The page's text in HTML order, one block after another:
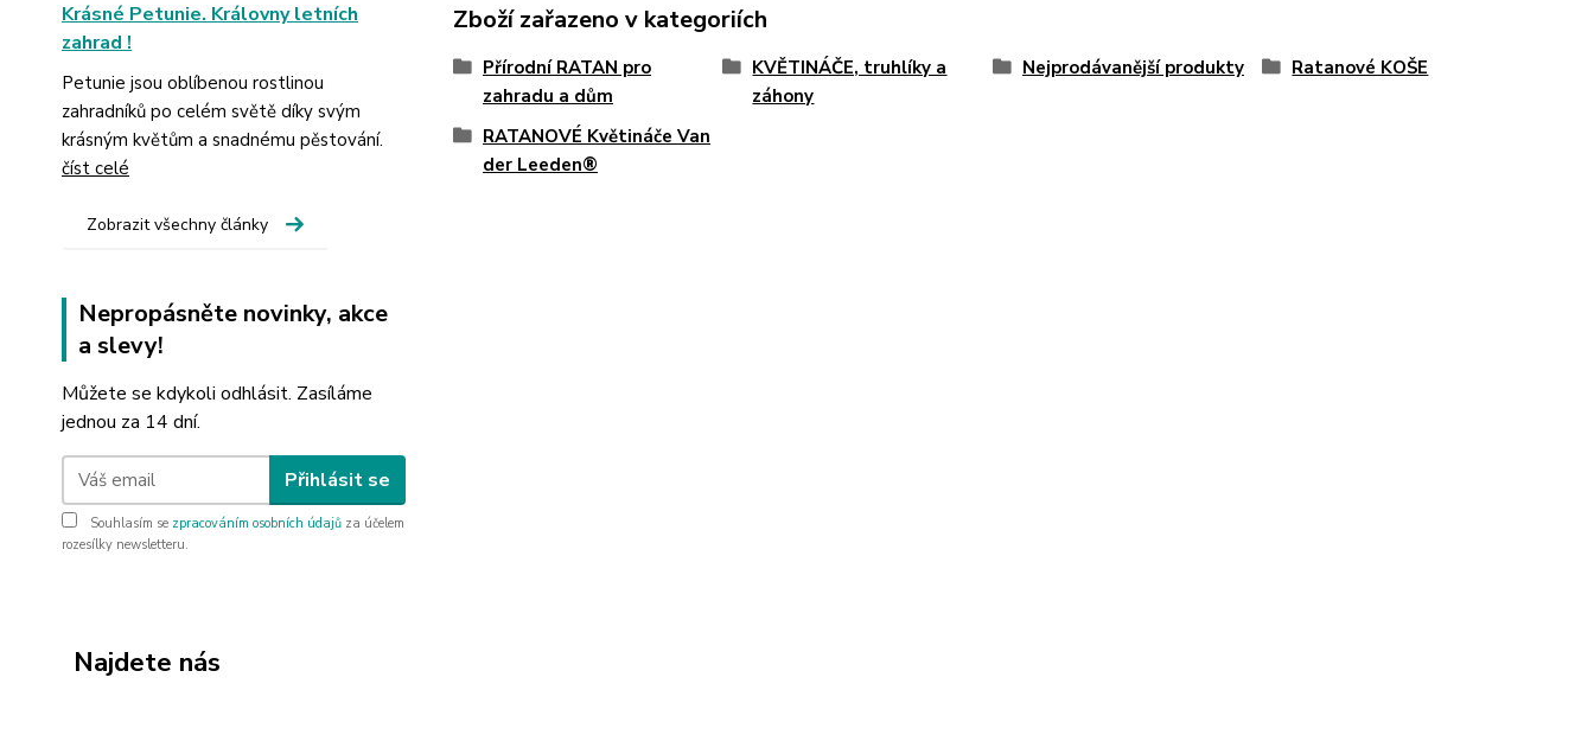
Krásné Petunie. Královny letních
zahrad !
Petunie jsou oblíbenou rostlinou
zahradníků po celém světě díky svým
krásným květům a snadnému pěstování.
číst celé
Zobrazit všechny články
Nepropásněte novinky, akce
a slevy!
Můžete se kdykoli odhlásit. Zasíláme
jednou za 14 dní.
Přihlásit se
Souhlasím se zpracováním osobních údajů za účelem
rozesílky newsletteru.
Najdete nás
Zboží zařazeno v kategoriích
Přírodní RATAN pro
zahradu a dům
KVĚTINÁČE, truhlíky a
záhony
Nejprodávanější produkty Ratanové KOŠE
RATANOVÉ Květináče Van
der Leeden®